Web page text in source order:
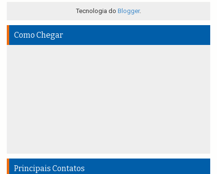
Tecnologia do Blogger.
Como Chegar
Principais Contatos